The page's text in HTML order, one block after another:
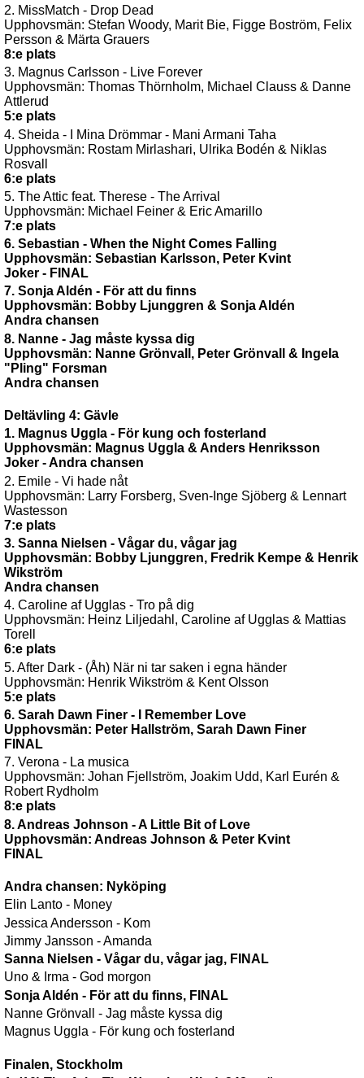
2. MissMatch - Drop Dead
Upphovsmän: Stefan Woody, Marit Bie, Figge Boström, Felix
Persson & Märta Grauers
8:e plats
3. Magnus Carlsson - Live Forever
Upphovsmän: Thomas Thörnholm, Michael Clauss & Danne
Attlerud
5:e plats
4. Sheida - I Mina Drömmar - Mani Armani Taha
Upphovsmän: Rostam Mirlashari, Ulrika Bodén & Niklas
Rosvall
6:e plats
5. The Attic feat. Therese - The Arrival
Upphovsmän: Michael Feiner & Eric Amarillo
7:e plats
6. Sebastian - When the Night Comes Falling
Upphovsmän: Sebastian Karlsson, Peter Kvint
Joker - FINAL
7. Sonja Aldén - För att du finns
Upphovsmän: Bobby Ljunggren & Sonja Aldén
Andra chansen
8. Nanne - Jag måste kyssa dig
Upphovsmän: Nanne Grönvall, Peter Grönvall & Ingela
"Pling" Forsman
Andra chansen
Deltävling 4: Gävle
1. Magnus Uggla - För kung och fosterland
Upphovsmän: Magnus Uggla & Anders Henriksson
Joker - Andra chansen
2. Emile - Vi hade nåt
Upphovsmän: Larry Forsberg, Sven-Inge Sjöberg & Lennart
Wastesson
7:e plats
3. Sanna Nielsen - Vågar du, vågar jag
Upphovsmän: Bobby Ljunggren, Fredrik Kempe & Henrik
Wikström
Andra chansen
4. Caroline af Ugglas - Tro på dig
Upphovsmän: Heinz Liljedahl, Caroline af Ugglas & Mattias
Torell
6:e plats
5. After Dark - (Åh) När ni tar saken i egna händer
Upphovsmän: Henrik Wikström & Kent Olsson
5:e plats
6. Sarah Dawn Finer - I Remember Love
Upphovsmän: Peter Hallström, Sarah Dawn Finer
FINAL
7. Verona - La musica
Upphovsmän: Johan Fjellström, Joakim Udd, Karl Eurén &
Robert Rydholm
8:e plats
8. Andreas Johnson - A Little Bit of Love
Upphovsmän: Andreas Johnson & Peter Kvint
FINAL
Andra chansen: Nyköping
Elin Lanto - Money
Jessica Andersson - Kom
Jimmy Jansson - Amanda
Sanna Nielsen - Vågar du, vågar jag, FINAL
Uno & Irma - God morgon
Sonja Aldén - För att du finns, FINAL
Nanne Grönvall - Jag måste kyssa dig
Magnus Uggla - För kung och fosterland
Finalen, Stockholm